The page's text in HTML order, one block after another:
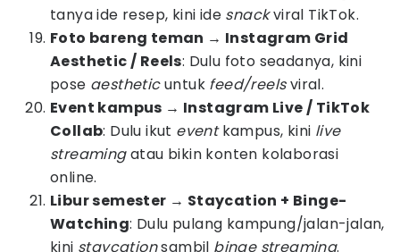
tanya ide resep, kini ide snackviral TikTok.
Foto bareng teman → Instagram Grid
Aesthetic / Reels: Dulu foto seadanya, kini
pose aestheticuntuk feed/reelsviral.
Event kampus → Instagram Live / TikTok
Collab: Dulu ikut eventkampus, kini live
streamingatau bikin konten kolaborasi
online.
Libur semester → Staycation + Binge-
Watching: Dulu pulang kampung/jalan-jalan,
kini staycationsambil binge streaming.